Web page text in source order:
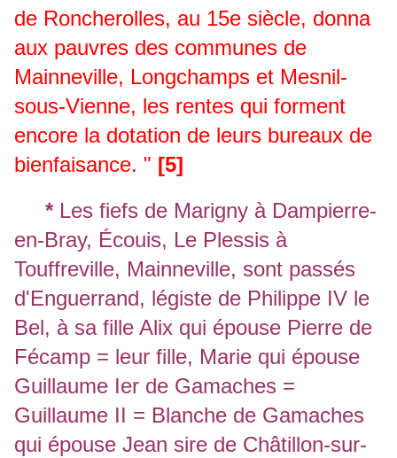
de Roncherolles, au 15e siècle, donna
aux pauvres des communes de
Mainneville, Longchamps et Mesnil-
sous-Vienne, les rentes qui forment
encore la dotation de leurs bureaux de
bienfaisance. " [5]
* Les fiefs de Marigny à Dampierre-
en-Bray, Écouis, Le Plessis à
Touffreville, Mainneville, sont passés
d'Enguerrand, légiste de Philippe IV le
Bel, à sa fille Alix qui épouse Pierre de
Fécamp = leur fille, Marie qui épouse
Guillaume Ier de Gamaches =
Guillaume II = Blanche de Gamaches
qui épouse Jean sire de Châtillon-sur-